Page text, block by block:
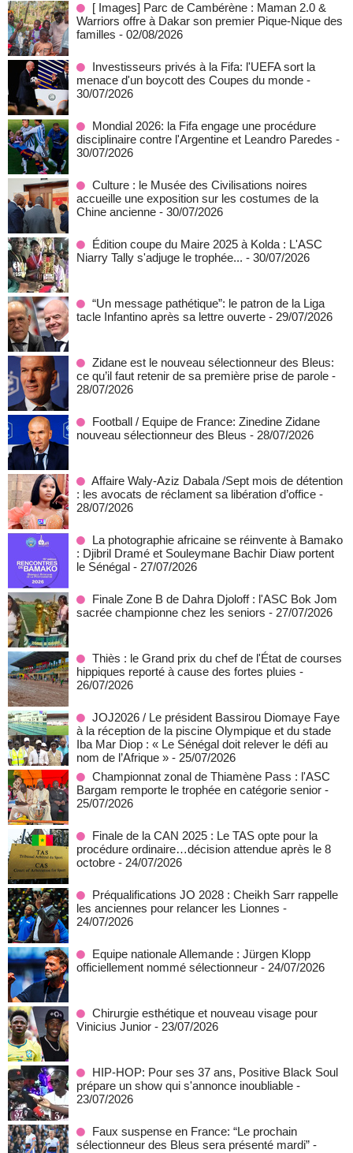
[ Images] Parc de Cambérène : Maman 2.0 &
Warriors offre à Dakar son premier Pique-Nique des
familles - 02/08/2026
Investisseurs privés à la Fifa: l'UEFA sort la
menace d'un boycott des Coupes du monde -
30/07/2026
Mondial 2026: la Fifa engage une procédure
disciplinaire contre l'Argentine et Leandro Paredes -
30/07/2026
Culture : le Musée des Civilisations noires
accueille une exposition sur les costumes de la
Chine ancienne - 30/07/2026
Édition coupe du Maire 2025 à Kolda : L'ASC
Niarry Tally s'adjuge le trophée... - 30/07/2026
“Un message pathétique”: le patron de la Liga
tacle Infantino après sa lettre ouverte - 29/07/2026
Zidane est le nouveau sélectionneur des Bleus:
ce qu’il faut retenir de sa première prise de parole -
28/07/2026
Football / Equipe de France: Zinedine Zidane
nouveau sélectionneur des Bleus - 28/07/2026
Affaire Waly-Aziz Dabala /Sept mois de détention
: les avocats de réclament sa libération d’office -
28/07/2026
La photographie africaine se réinvente à Bamako
: Djibril Dramé et Souleymane Bachir Diaw portent
le Sénégal - 27/07/2026
Finale Zone B de Dahra Djoloff : l'ASC Bok Jom
sacrée championne chez les seniors - 27/07/2026
Thiès : le Grand prix du chef de l'État de courses
hippiques reporté à cause des fortes pluies -
26/07/2026
JOJ2026 / Le président Bassirou Diomaye Faye
à la réception de la piscine Olympique et du stade
Iba Mar Diop : « Le Sénégal doit relever le défi au
nom de l’Afrique » - 25/07/2026
Championnat zonal de Thiamène Pass : l'ASC
Bargam remporte le trophée en catégorie senior -
25/07/2026
Finale de la CAN 2025 : Le TAS opte pour la
procédure ordinaire…décision attendue après le 8
octobre - 24/07/2026
Préqualifications JO 2028 : Cheikh Sarr rappelle
les anciennes pour relancer les Lionnes -
24/07/2026
Equipe nationale Allemande : Jürgen Klopp
officiellement nommé sélectionneur - 24/07/2026
Chirurgie esthétique et nouveau visage pour
Vinicius Junior - 23/07/2026
HIP-HOP: Pour ses 37 ans, Positive Black Soul
prépare un show qui s'annonce inoubliable -
23/07/2026
Faux suspense en France: “Le prochain
sélectionneur des Bleus sera présenté mardi” -